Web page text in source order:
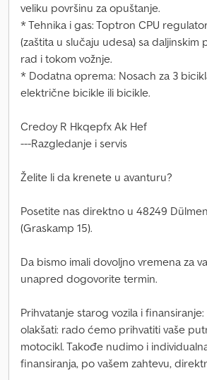
veliku površinu za opuštanje.
* Tehnika i gas: Toptron CPU
(zaštita u slučaju udesa) sa daljinskim
rad i tokom vožnje.
* Dodatna oprema: Nosach za 3
električne bicikle ili bicikle.
Credoy R Hkqepfx Ak Hef
---Razgledanje i servis
Želite li da krenete u avanturu?
Posetite nas direktno u 48249
(Graskamp 15).
Da bismo imali dovoljno vremena za
unapred dogovorite termin.
Prihvatanje starog vozila i
olakšati: rado ćemo prihvatiti vaše
motocikl. Takođe nudimo i
finansiranja, po vašem zahtevu,